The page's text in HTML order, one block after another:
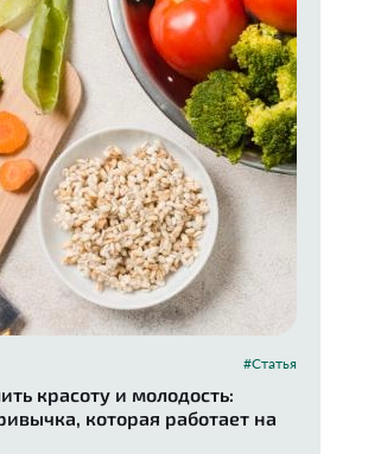
#Статья
красоту и молодость:
которая работает на